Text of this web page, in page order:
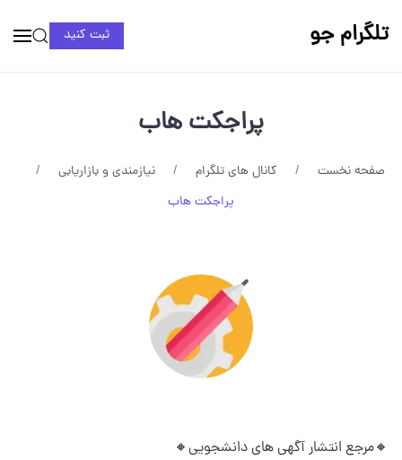
تلگرام جو ثبت کنید
پراجکت هاب
صفحه نخست کانال های تلگرام
نیازمندی و بازاریابی
پراجکت هاب
🔸مرجع انتشار آگهی های دانشجویی🔸